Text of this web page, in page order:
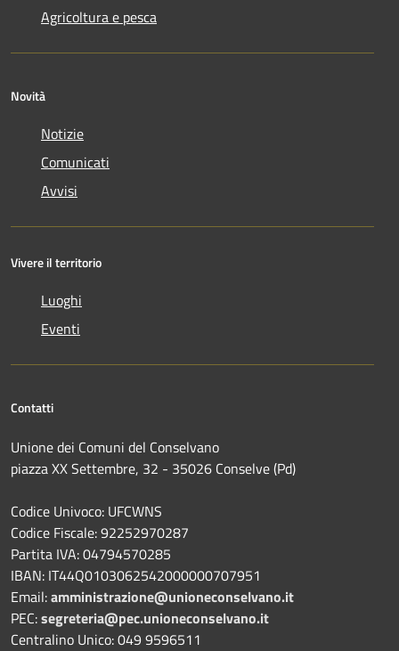
Agricoltura e pesca
Novità
Notizie
Comunicati
Avvisi
Vivere il territorio
Luoghi
Eventi
Contatti
Unione dei Comuni del Conselvano
piazza XX Settembre, 32 - 35026 Conselve (Pd)
Codice Univoco: UFCWNS
Codice Fiscale: 92252970287
Partita IVA: 04794570285
IBAN: IT44Q0103062542000000707951
Email:amministrazione@unioneconselvano.it
PEC:segreteria@pec.unioneconselvano.it
Centralino Unico: 049 9596511